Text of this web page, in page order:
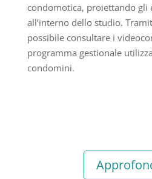
condomotica, proiettando gli
all’interno dello studio.
possibile consultare i
programma gestionale
condomini.